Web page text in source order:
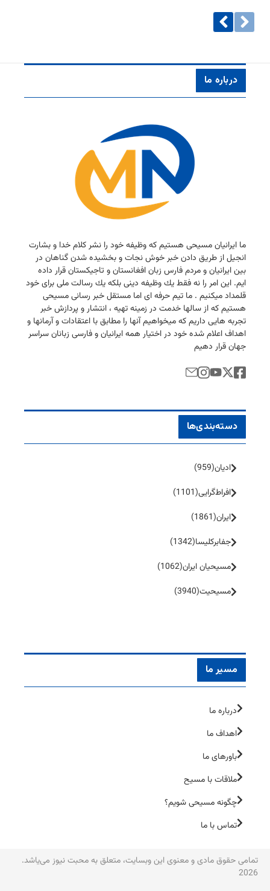
درباره ما
ما ایرانیان مسیحی هستیم كه وظیفه خود را نشر كلام خدا و بشارت
انجیل از طریق دادن خبر خوش نجات و بخشیده شدن گناهان در
بین ایرانیان و مردم فارس زبان افغانستان و تاجیكستان قرار داده
ایم. این امر را نه فقط یك وظیفه دینی بلكه یك رسالت ملی برای خود
قلمداد میكنیم . ما تیم حرفه ای اما مستقل خبر رسانی مسیحی
هستیم كه از سالها خدمت در زمینه تهیه ، انتشار و پردازش خبر
تجربه هایی داریم كه میخواهیم آنها را مطابق با اعتقادات و آرمانها و
اهداف اعلام شده خود در اختیار همه ایرانیان و فارسی زبانان سراسر
جهان قرار دهیم
دسته‌بندی‌ها
ادیان(959)
افراط‌گرایی(1101)
ایران(1861)
جفا‌بر‌کلیسا(1342)
مسیحیان ایران(1062)
مسیحیت(3940)
مسیر ما
درباره ما
اهداف ما
باورهای ما
ملاقات با مسیح
چگونه مسیحی شویم؟
تماس با ما
تمامی حقوق مادی و معنوی این وبسایت، متعلق به محبت نیوز می‌یاشد.
2026